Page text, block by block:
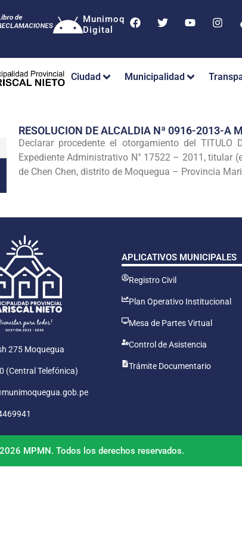
Munimoq
Digital
Ciudad Municipalidad
RESOLUCION DE ALCALDIA Nª 0916-2013-A
Declarar procedente el otorgamiento delTITULO
Expediente Administrativo N° 17522 – 2011, titular
de Chen Chen, distrito de Moquegua – Provincia
275 Moquegua
(Central Telefónica)
APLICATIVOS MUNICIPALES
Registro Civil
Plan Operativo Institucional
Mesa de Partes Virtual
Control de Asistencia
Trámite Documentario
MPMN. Todos los derechos reservados.